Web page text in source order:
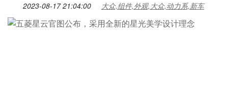
2023-08-17 21:04:00 大众,组件,外观,大众,动力系,新车